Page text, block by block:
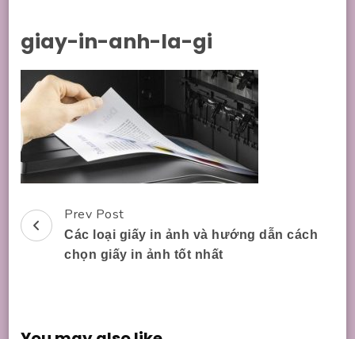
giay-in-anh-la-gi
Post
Navigation
Prev Post
Các loại giấy in ảnh và hướng dẫn cách
chọn giấy in ảnh tốt nhất